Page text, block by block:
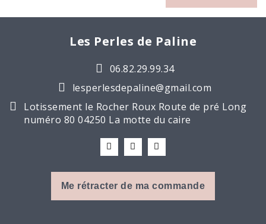
Les Perles de Paline
06.82.29.99.34
lesperlesdepaline@gmail.com
Lotissement le Rocher Roux Route de pré Long
numéro 80 04250 La motte du caire
Me rétracter de ma commande